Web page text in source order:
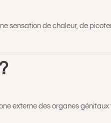
sensation de chaleur, de
externe des organes